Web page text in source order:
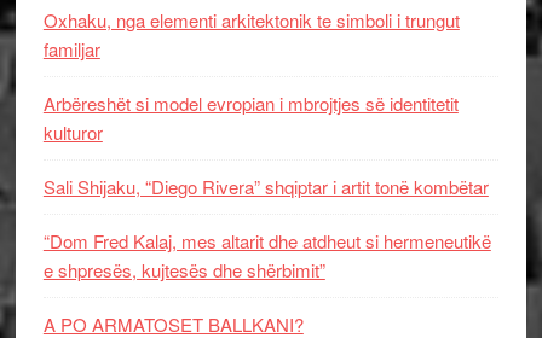
Oxhaku, nga elementi arkitektonik te simboli i trungut
familjar
Arbëreshët si model evropian i mbrojtjes së identitetit
kulturor
Sali Shijaku, “Diego Rivera” shqiptar i artit tonë kombëtar
“Dom Fred Kalaj, mes altarit dhe atdheut si hermeneutikë
e shpresës, kujtesës dhe shërbimit”
A PO ARMATOSET BALLKANI?